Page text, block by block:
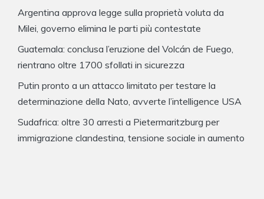
Argentina approva legge sulla proprietà voluta da
Milei, governo elimina le parti più contestate
Guatemala: conclusa l’eruzione del Volcán de Fuego,
rientrano oltre 1700 sfollati in sicurezza
Putin pronto a un attacco limitato per testare la
determinazione della Nato, avverte l’intelligence USA
Sudafrica: oltre 30 arresti a Pietermaritzburg per
immigrazione clandestina, tensione sociale in aumento